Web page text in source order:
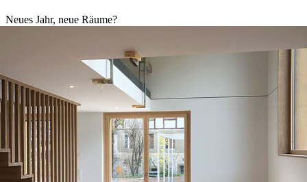
Neues Jahr, neue Räume?